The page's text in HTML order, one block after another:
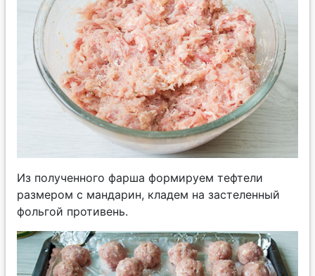
Из полученного фарша формируем тефтели
размером с мандарин, кладем на застеленный
фольгой противень.